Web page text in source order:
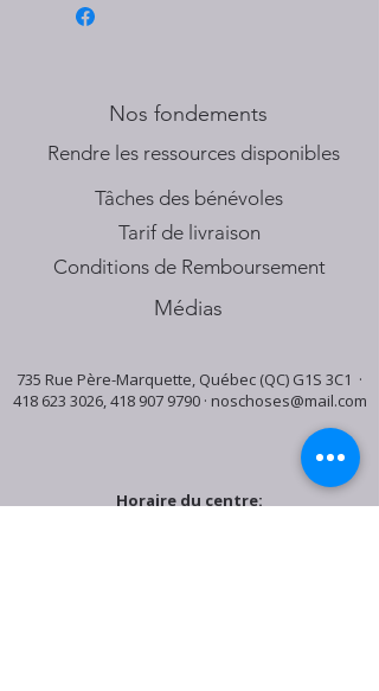
Nos fondements
​Rendre les ressources disponibles
Tâches des bénévoles
Tarif de livraison
Conditions de Remboursement
Médias
735 Rue Père-Marquette, Québec (QC) G1S 3C1 ·
418 623 3026,418 907 9790· noschoses@mail.com
Horaire du centre: